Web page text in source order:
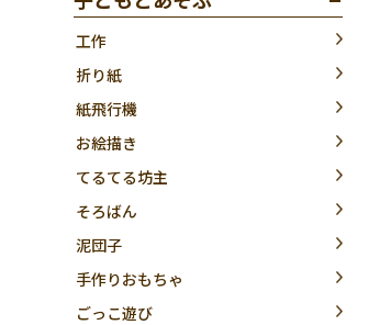
工作
折り紙
紙飛行機
お絵描き
てるてる坊主
そろばん
泥団子
手作りおもちゃ
ごっこ遊び